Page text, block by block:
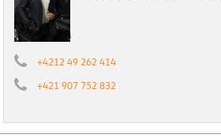
+4212 49 262 414
+421 907 752 832